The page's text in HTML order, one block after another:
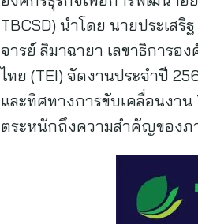
TBCSD) นำโดย นายประเส
จารย์ สิมาฉายา เลขาธิการอ
ไทย (TEI) จัดงานประจำปี
และทิศทางการขับเคลื่อนงา
ตระหนักถึงความสำคัญของภ